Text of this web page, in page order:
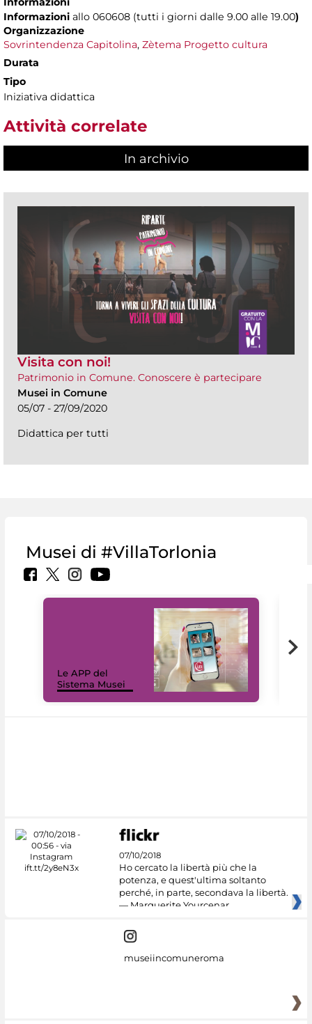
Informazioni allo 060608 (tutti i giorni dalle 9.00 alle 19.00)
Organizzazione
Sovrintendenza Capitolina, Zètema Progetto cultura
Durata
Tipo
Iniziativa didattica
Attività correlate
In archivio
Visita con noi!
Patrimonio in Comune. Conoscere è partecipare
Musei in Comune
05/07 - 27/09/2020
Didattica per tutti
Musei di #VillaTorlonia
Le APP del
Sistema Musei
07/10/2018
Ho cercato la libertà più che la
potenza, e quest'ultima soltanto
perché, in parte, secondava la libertà.
— Marguerite Yourcenar
museiincomuneroma